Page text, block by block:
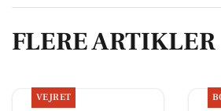
FLERE ARTIKLER
VEJRET